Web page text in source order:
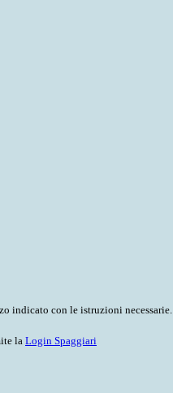
indicato con le istruzioni necessarie.
la Login Spaggiari